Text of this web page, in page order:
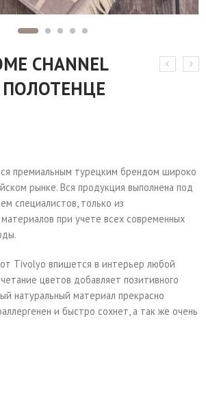
CHANNEL
премиальным турецким брендом широко
рынке. Вся продукция выполнена под
специалистов, только из
при учете всех современных
Tivolyo впишется в интерьер любой
цветов добавляет позитивного
натуральный материал прекрасно
и быстро сохнет, а так же очень